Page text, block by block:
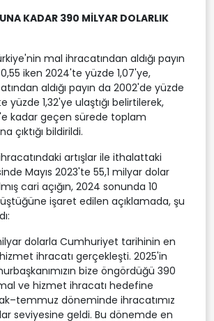
KADAR 390 MİLYAR DOLARLIK
mal ihracatından aldığı payın
iken 2024'te yüzde 1,07'ye,
aldığı payın da 2002'de yüzde
yüzde 1,32'ye ulaştığı belirtilerek,
kadar geçen sürede toplam
çıktığı bildirildi.
artışlar ile ithalattaki
Mayıs 2023'te 55,1 milyar dolar
cari açığın, 2024 sonunda 10
işaret edilen açıklamada, şu
dolarla Cumhuriyet tarihinin en
ihracatı gerçekleşti. 2025'in
bize öngördüğü 390
ve hizmet ihracatı hedefine
döneminde ihracatımız
seviyesine geldi. Bu dönemde en